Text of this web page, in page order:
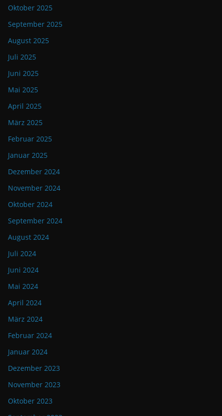
Oktober 2025
September 2025
August 2025
Juli 2025
Juni 2025
Mai 2025
April 2025
März 2025
Februar 2025
Januar 2025
Dezember 2024
November 2024
Oktober 2024
September 2024
August 2024
Juli 2024
Juni 2024
Mai 2024
April 2024
März 2024
Februar 2024
Januar 2024
Dezember 2023
November 2023
Oktober 2023